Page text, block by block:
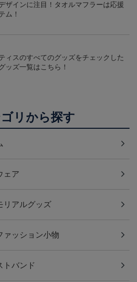
ザインに注目！タオルマフラーは応援
ム！
ィスのすべてのグッズをチェックした
ッズ一覧はこちら！
リから探す
ェア
リアルグッズ
ァッション小物
トバンド